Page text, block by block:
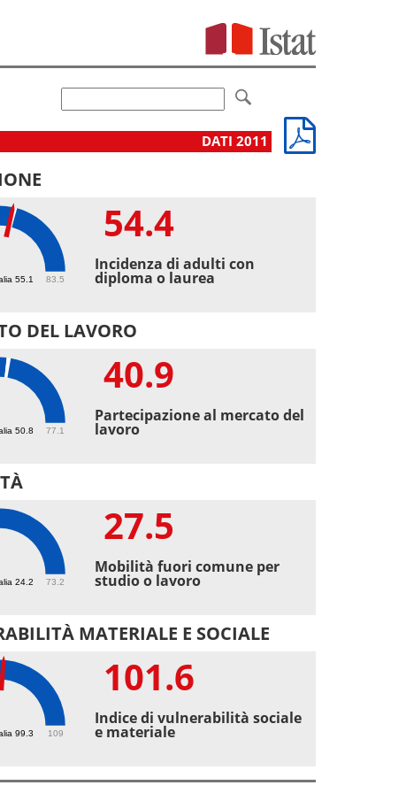
DATI 2011
55.1 83.5
54.4
Incidenza di adulti con
diploma o laurea
DEL LAVORO
50.8 77.1
40.9
Partecipazione al mercato del
lavoro
24.2 73.2
27.5
Mobilità fuori comune per
studio o lavoro
MATERIALE E SOCIALE
99.3 109
101.6
Indice di vulnerabilità sociale
e materiale